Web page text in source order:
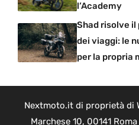
l’Academy
Shad risolve il
dei viaggi: le
per la propria
Nextmoto.it di proprietà di
Marchese 10, 00141